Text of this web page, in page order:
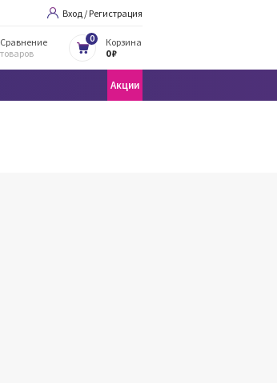
Вход / Регистрация
Сравнение
товаров
0
Корзина
0 ₽
Акции